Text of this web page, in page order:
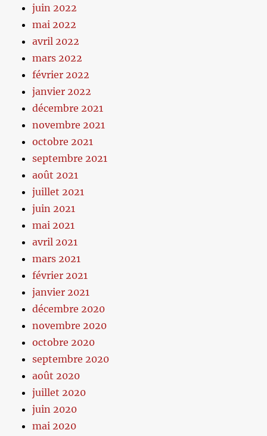
juin 2022
mai 2022
avril 2022
mars 2022
février 2022
janvier 2022
décembre 2021
novembre 2021
octobre 2021
septembre 2021
août 2021
juillet 2021
juin 2021
mai 2021
avril 2021
mars 2021
février 2021
janvier 2021
décembre 2020
novembre 2020
octobre 2020
septembre 2020
août 2020
juillet 2020
juin 2020
mai 2020